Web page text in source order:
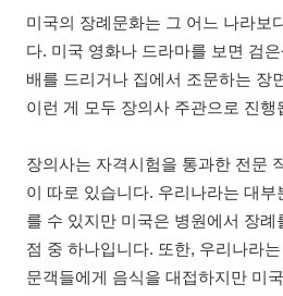
미국의 장례문화는 그 어느 나라보
다. 미국 영화나 드라마를 보면 검
배를 드리거나 집에서 조문하는 장
이런 게 모두 장의사 주관으로 진행
장의사는 자격시험을 통과한 전문
이 따로 있습니다. 우리나라는 대부
를 수 있지만 미국은 병원에서 장례
점 중 하나입니다. 또한, 우리나라
문객들에게 음식을 대접하지만 미